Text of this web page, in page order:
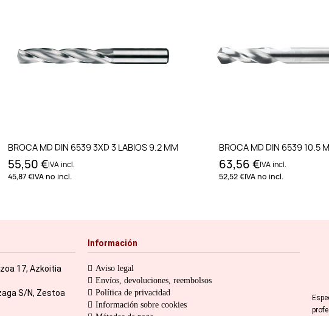
Añadir al carrito
BROCA MD DIN 6539 3XD 3 LABIOS 9.2 MM
55,50 €IVA incl.
45,87 €IVA no incl.
Añadir al
BROCA MD DIN 6539 10.5
63,56 €IVA incl.
52,52 €IVA no incl.
17, Azkoitia
S/N, Zestoa
Información
Aviso legal
Envíos, devoluciones, reembolsos
Política de privacidad
Información sobre cookies